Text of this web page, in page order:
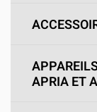
APRIA ET